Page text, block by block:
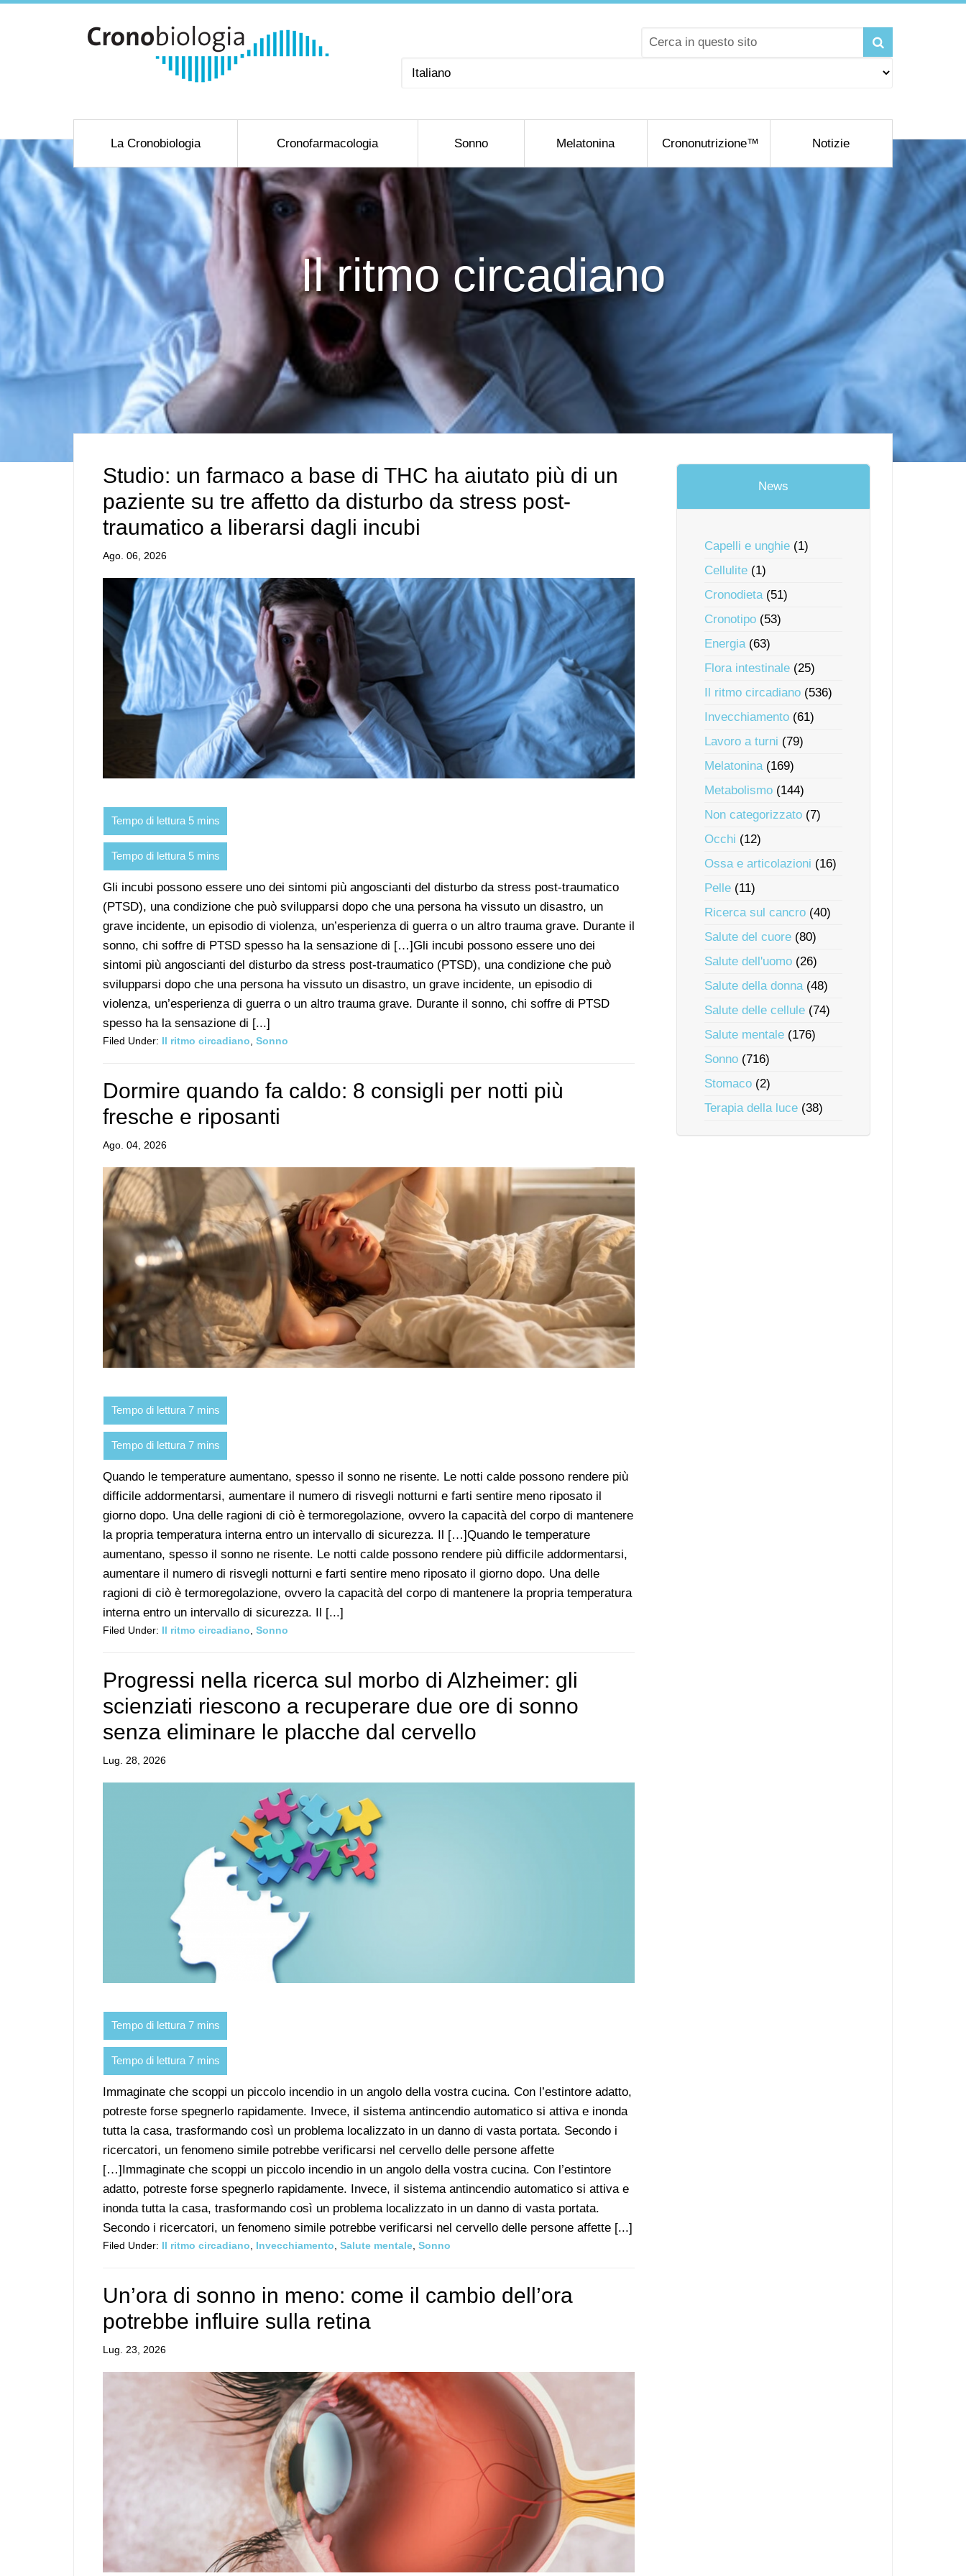
Scegli
La Cronobiologia Cronofarmacologia Sonno Melatonina Crononutrizione™ Notizie
Il ritmo circadiano
Studio: un farmaco a base di THC ha aiutato più di un
paziente su tre affetto da disturbo da stress post-
traumatico a liberarsi dagli incubi
Ago. 06, 2026
Gli incubi possono essere uno dei sintomi più angoscianti del disturbo da stress post-traumatico
(PTSD), una condizione che può svilupparsi dopo che una persona ha vissuto un disastro, un
grave incidente, un episodio di violenza, un’esperienza di guerra o un altro trauma grave. Durante il
sonno, chi soffre di PTSD spesso ha la sensazione di […]Gli incubi possono essere uno dei
sintomi più angoscianti del disturbo da stress post-traumatico (PTSD), una condizione che può
svilupparsi dopo che una persona ha vissuto un disastro, un grave incidente, un episodio di
violenza, un’esperienza di guerra o un altro trauma grave. Durante il sonno, chi soffre di PTSD
spesso ha la sensazione di [...]
Filed Under: Il ritmo circadiano Sonno
Dormire quando fa caldo: 8 consigli per notti più
fresche e riposanti
Ago. 04, 2026
Quando le temperature aumentano, spesso il sonno ne risente. Le notti calde possono rendere più
difficile addormentarsi, aumentare il numero di risvegli notturni e farti sentire meno riposato il
giorno dopo. Una delle ragioni di ciò è termoregolazione, ovvero la capacità del corpo di mantenere
la propria temperatura interna entro un intervallo di sicurezza. Il […]Quando le temperature
aumentano, spesso il sonno ne risente. Le notti calde possono rendere più difficile addormentarsi,
aumentare il numero di risvegli notturni e farti sentire meno riposato il giorno dopo. Una delle
ragioni di ciò è termoregolazione, ovvero la capacità del corpo di mantenere la propria temperatura
interna entro un intervallo di sicurezza. Il [...]
Filed Under: Il ritmo circadiano Sonno
Progressi nella ricerca sul morbo di Alzheimer: gli
scienziati riescono a recuperare due ore di sonno
senza eliminare le placche dal cervello
Lug. 28, 2026
Immaginate che scoppi un piccolo incendio in un angolo della vostra cucina. Con l’estintore adatto,
potreste forse spegnerlo rapidamente. Invece, il sistema antincendio automatico si attiva e inonda
tutta la casa, trasformando così un problema localizzato in un danno di vasta portata. Secondo i
ricercatori, un fenomeno simile potrebbe verificarsi nel cervello delle persone affette
[…]Immaginate che scoppi un piccolo incendio in un angolo della vostra cucina. Con l’estintore
adatto, potreste forse spegnerlo rapidamente. Invece, il sistema antincendio automatico si attiva e
inonda tutta la casa, trasformando così un problema localizzato in un danno di vasta portata.
Secondo i ricercatori, un fenomeno simile potrebbe verificarsi nel cervello delle persone affette [...]
Filed Under: Il ritmo circadiano Invecchiamento Salute mentale Sonno
Un’ora di sonno in meno: come il cambio dell’ora
potrebbe influire sulla retina
Lug. 23, 2026
News
Capelli e unghie (1)
Cellulite (1)
Cronodieta(51)
Cronotipo (53)
Energia(63)
Flora intestinale (25)
Il ritmo circadiano (536)
Invecchiamento (61)
Lavoro a turni (79)
Melatonina(169)
Metabolismo (144)
Non categorizzato (7)
Occhi (12)
Ossa e articolazioni (16)
Pelle (11)
Ricerca sul cancro (40)
Salute del cuore (80)
Salute dell'uomo (26)
Salute della donna(48)
Salute delle cellule (74)
Salute mentale (176)
Sonno (716)
Stomaco (2)
Terapia della luce (38)